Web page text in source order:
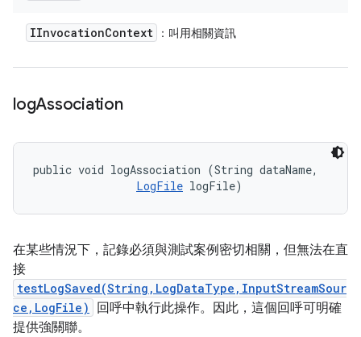
IInvocationContext ：叫用相關資訊
logAssociation
public void logAssociation (String dataName,
LogFile logFile)
在某些情況下，記錄必須與測試案例密切相關，但無法在直
接
testLogSaved(String,LogDataType,InputStreamSour
ce,LogFile)
回呼中執行此操作。因此，這個回呼可明確
提供強關聯。